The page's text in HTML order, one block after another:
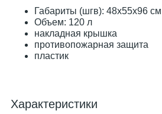
Габариты (шгв): 48x55x96 см
Объем: 120 л
накладная крышка
противопожарная защита
пластик
Характеристики